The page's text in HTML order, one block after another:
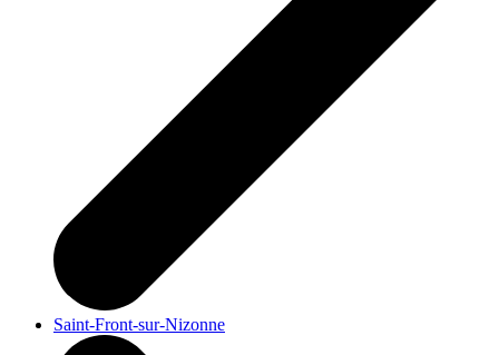
Saint-Front-sur-Nizonne